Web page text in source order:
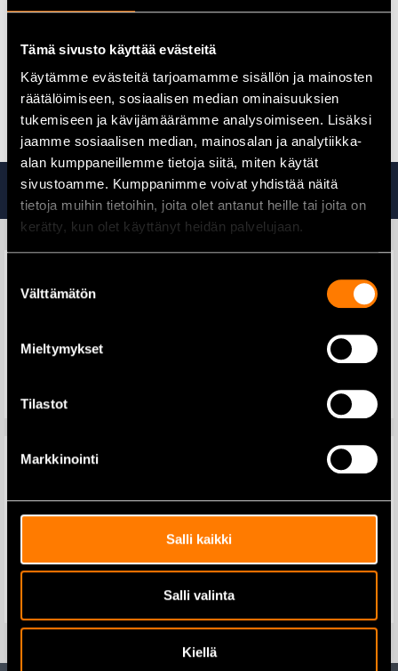
Tämä sivusto käyttää evästeitä
Käytämme evästeitä tarjoamamme sisällön ja mainosten
räätälöimiseen, sosiaalisen median ominaisuuksien
tukemiseen ja kävijämäärämme analysoimiseen. Lisäksi
jaamme sosiaalisen median, mainosalan ja analytiikka-
alan kumppaneillemme tietoja siitä, miten käytät
sivustoamme. Kumppanimme voivat yhdistää näitä
tietoja muihin tietoihin, joita olet antanut heille tai joita on
kerätty, kun olet käyttänyt heidän palvelujaan.
valinta
Välttämätön
Mieltymykset
Tilastot
Markkinointi
Salli kaikki
Salli valinta
Kiellä
Kompatibilitet:
AdBlue 3,5 L är lämplig för alla diesel­fordon med SCR-
Alla AdBlue-produkter hittar du här
Ta även en titt på
Lägg till i varukorg
Batterivatten 5 L – WKA005
Lägg till i varukorg
34,00€